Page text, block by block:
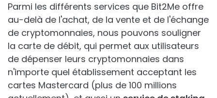
Parmi les différents services que Bit2Me offre
au-delà de l'achat, de la vente et de l'échange
de cryptomonnaies, nous pouvons souligner
la carte de débit, qui permet aux utilisateurs
de dépenser leurs cryptomonnaies dans
n'importe quel établissement acceptant les
cartes Mastercard (plus de 100 millions